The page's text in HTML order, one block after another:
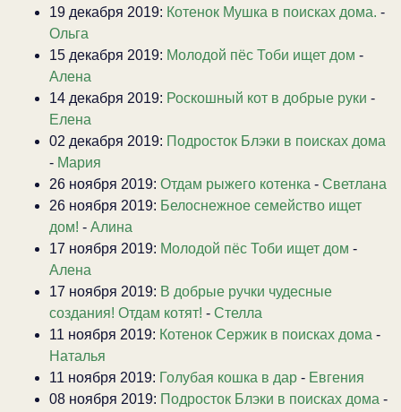
19 декабря 2019: Котенок Мушка в поисках дома. -
Ольга
15 декабря 2019: Молодой пёс Тоби ищет дом -
Алена
14 декабря 2019: Роскошный кот в добрые руки -
Елена
02 декабря 2019: Подросток Блэки в поисках дома
- Мария
26 ноября 2019: Отдам рыжего котенка - Светлана
26 ноября 2019: Белоснежное семейство ищет
дом! - Алина
17 ноября 2019: Молодой пёс Тоби ищет дом -
Алена
17 ноября 2019: В добрые ручки чудесные
создания! Отдам котят! - Стелла
11 ноября 2019: Котенок Сержик в поисках дома -
Наталья
11 ноября 2019: Голубая кошка в дар - Евгения
08 ноября 2019: Подросток Блэки в поисках дома -